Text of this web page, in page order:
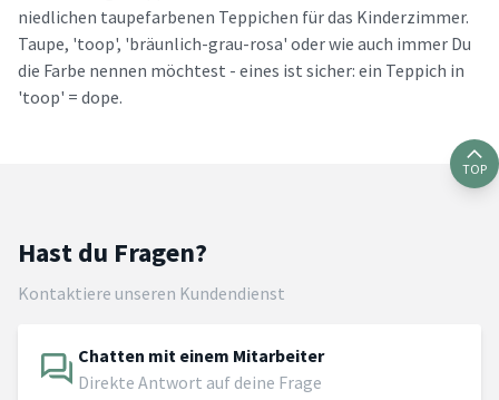
niedlichen taupefarbenen Teppichen für das Kinderzimmer.
Taupe, 'toop', 'bräunlich-grau-rosa' oder wie auch immer Du
die Farbe nennen möchtest - eines ist sicher: ein Teppich in
'toop' = dope.
TOP
Hast du Fragen?
Kontaktiere unseren Kundendienst
Chatten mit einem Mitarbeiter
Direkte Antwort auf deine Frage